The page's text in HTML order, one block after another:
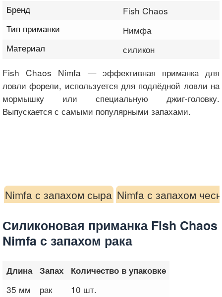
Бренд
Fish Chaos
Тип приманки
Нимфа
Материал
силикон
Fish Chaos Nimfa — эффективная приманка для
ловли форели, используется для подлёдной ловли на
мормышку или специальную джиг-головку.
Выпускается с самыми популярными запахами.
Nimfa с запахом сыра Nimfa с запахом
Силиконовая приманка Fish Chaos
Nimfa с запахом рака
Длина Запах Количество в упаковке
35 мм рак 10 шт.